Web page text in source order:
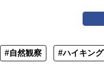
#自然観察 #ハイキング